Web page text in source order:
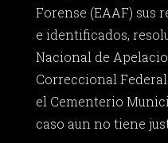
Forense (EAAF) sus
e identificados,
Nacional de
Correccional
el Cementerio
caso aun no tiene